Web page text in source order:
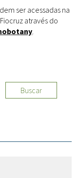
ser acessadas na
através do
.
Buscar